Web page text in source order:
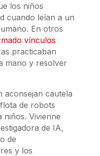
los niños
cuando leían a un
En otros
vínculos
practicaban
mano y resolver
aconsejan cautela
de robots
niños. Vivienne
de IA,
de
y los